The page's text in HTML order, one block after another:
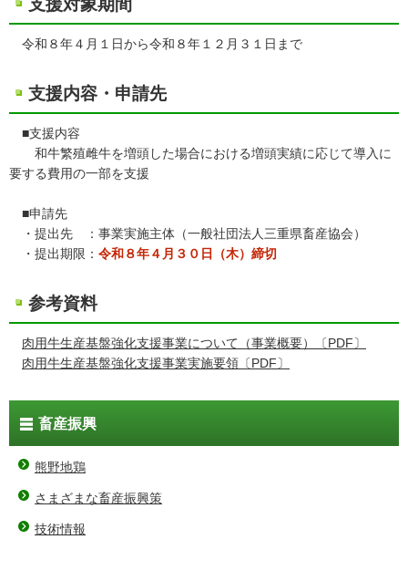
支援対象期間
令和８年４月１日から令和８年１２月３１日まで
支援内容・申請先
■支援内容
和牛繁殖雌牛を増頭した場合における増頭実績に応じて導入に
要する費用の一部を支援
■申請先
・提出先 ：事業実施主体（一般社団法人三重県畜産協会）
・提出期限： 令和８年４月３０日（木）締切
参考資料
肉用牛生産基盤強化支援事業について（事業概要）〔PDF〕
肉用牛生産基盤強化支援事業実施要領〔PDF〕
畜産振興
熊野地鶏
さまざまな畜産振興策
技術情報